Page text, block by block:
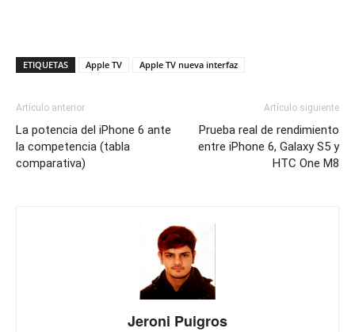
ETIQUETAS Apple TV Apple TV nueva interfaz
Artículo anterior
La potencia del iPhone 6 ante
la competencia (tabla
comparativa)
Artículo siguiente
Prueba real de rendimiento
entre iPhone 6, Galaxy S5 y
HTC One M8
Jeroni Puigros